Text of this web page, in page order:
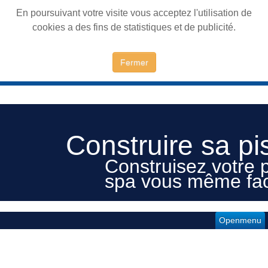
En poursuivant votre visite vous acceptez l'utilisation de
cookies a des fins de statistiques et de publicité.
Fermer
Construire sa
Construisez votre
spa vous même
Openmenu